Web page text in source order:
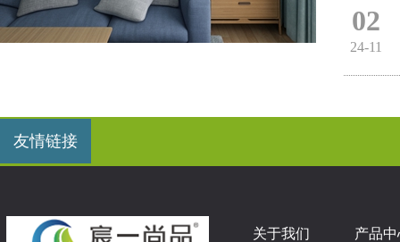
02
24-11
友情链接
关于我们 产品